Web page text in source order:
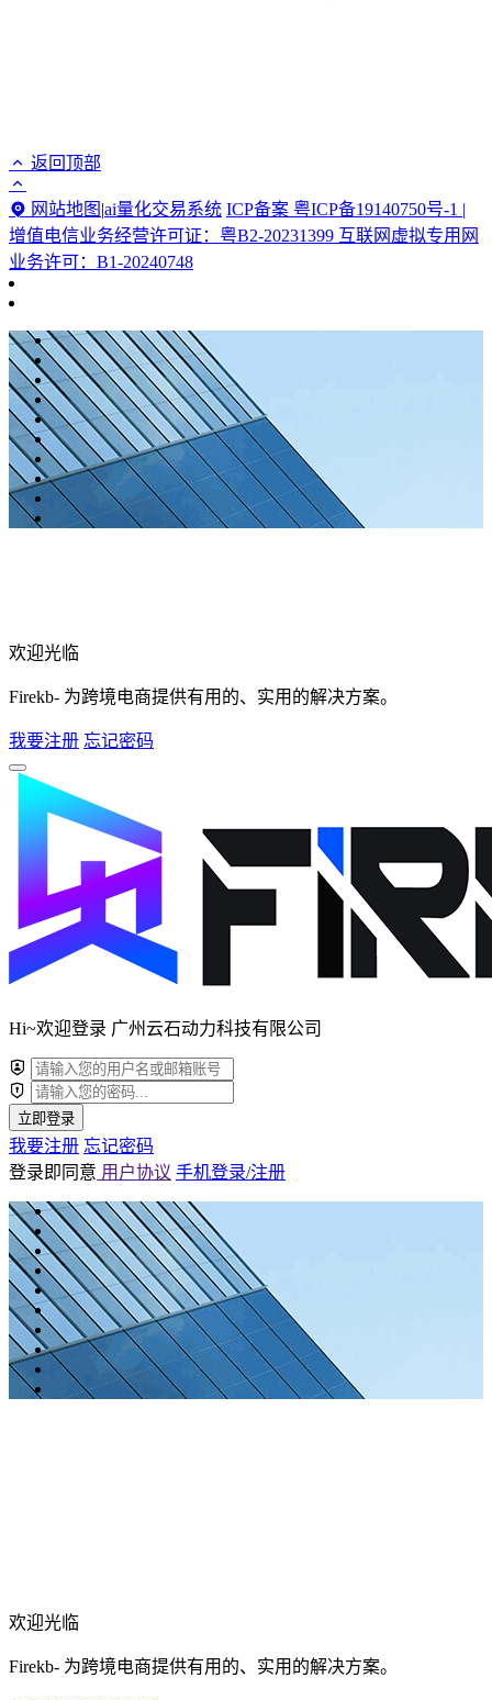
返回顶部
网站地图 |ai量化交易系统 ICP备案 粤ICP备19140750号-1 |
增值电信业务经营许可证：粤B2-20231399 互联网虚拟专用网
业务许可：B1-20240748
欢迎光临
Firekb- 为跨境电商提供有用的、实用的解决方案。
我要注册 忘记密码
Hi~欢迎登录 广州云石动力科技有限公司
立即登录
我要注册 忘记密码
登录即同意 用户协议 手机登录/注册
欢迎光临
Firekb- 为跨境电商提供有用的、实用的解决方案。